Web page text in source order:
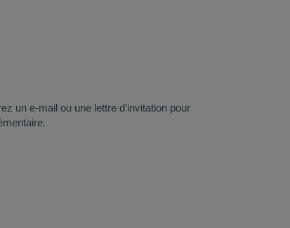
un e-mail ou une lettre d'invitation pour